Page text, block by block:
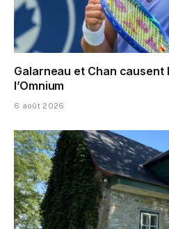
Galarneau et Chan causent
l’Omnium
6 août 2026